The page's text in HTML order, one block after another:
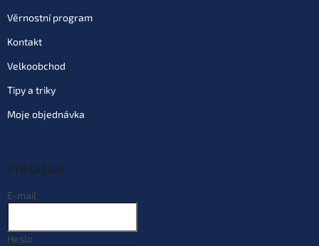
Věrnostní program
Kontakt
Velkoobchod
Tipy a triky
Moje objednávka
Přihlášení
E-mail
Heslo